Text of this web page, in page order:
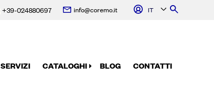
+39-024880697 info@coremo.it IT
SERVIZI CATALOGHI BLOG CONTATTI